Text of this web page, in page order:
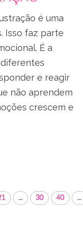
é uma
Isso faz parte
É a
e reagir
não aprendem
crescem e
... 30 40
...